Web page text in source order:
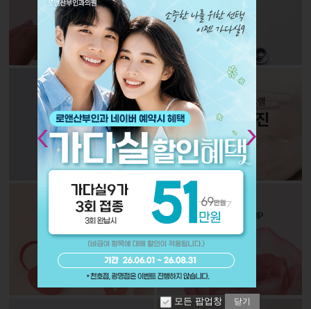
모든 팝업창 닫기